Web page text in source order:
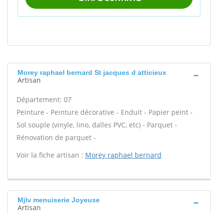
Morey raphael bernard St jacques d atticieux
Artisan
Département: 07
Peinture - Peinture décorative - Enduit - Papier peint -
Sol souple (vinyle, lino, dalles PVC, etc) - Parquet -
Rénovation de parquet -
Voir la fiche artisan : Morey raphael bernard
Mjlv menuiserie Joyeuse
Artisan